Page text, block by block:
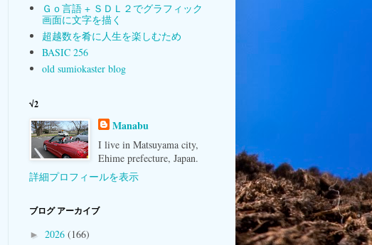
Ｇｏ言語 + ＳＤＬ２でグラフィック
画面に文字を描く
超越数を肴に人生を楽しむため
BASIC 256
old sumiokaster blog
√2
Manabu
I live in Matsuyama city,
Ehime prefecture, Japan.
詳細プロフィールを表示
ブログ アーカイブ
► 2026 (166)